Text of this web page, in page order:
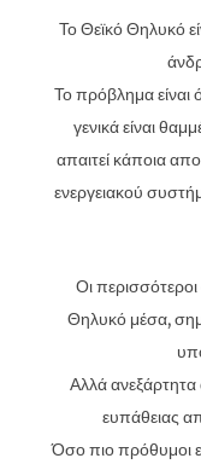
Το Θεϊκό Θηλυκό
Το πρόβλημα είναι
γενικά είναι
απαιτεί κάποια
ενεργειακού
Οι
Θηλυκό μέσα,
Αλλά
ευπάθειας
Όσο πιο πρόθυμοι